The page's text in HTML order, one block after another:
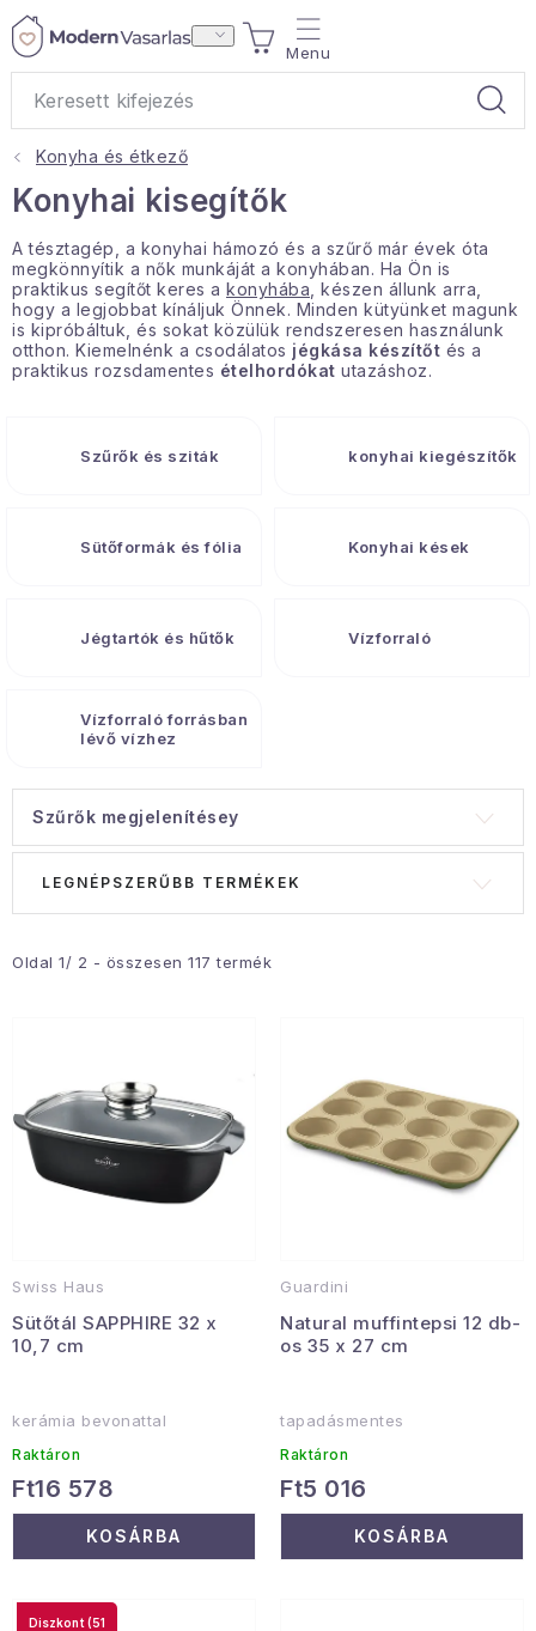
Ugrás
KOSÁR
Ajándékok
Otthoni illatok
Teák
Lakástextil
Gyűjtemény
Gyermekeknek
Sziasztok, hív a nyár.
Pohodából importálva - rendezés
Szezonális kategóriák
Januári akció
Veľkoobchodná spolupráca
Kereskedelem feltételes
Információ a mellékletről
Érintkezés
Rólunk
Konyha és étkező
Konyhai kisegítők
A tésztagép, a konyhai hámozó és a szűrő már évek óta
megkönnyítik a nők munkáját a konyhában. Ha Ön is
praktikus segítőt keres a konyhába , készen állunk arra,
hogy a legjobbat kínáljuk Önnek. Minden kütyünket magunk
is kipróbáltuk, és sokat közülük rendszeresen használunk
otthon. Kiemelnénk a csodálatos jégkása készítőt és a
praktikus rozsdamentes ételhordókat utazáshoz.
Szűrők és sziták konyhai kiegészítők
Sütőformák és fólia Konyhai kések
Jégtartók és hűtők Vízforraló
Vízforraló forrásban
lévő vízhez
Szűrők megjelenítésey
m
k
l
j
a
Oldal 1/ 2 - összesen 117 termék
m
k
r
z
é
LEGNÉPSZERŰBB TERMÉKEK
Swiss Haus
Sütőtál SAPPHIRE 32 x
10,7 cm
kerámia bevonattal
Raktáron
Ft16 578
KOSÁRBA
Guardini
Natural muffintepsi 12 db-
os 35 x 27 cm
tapadásmentes
Raktáron
Ft5 016
KOSÁRBA
(51